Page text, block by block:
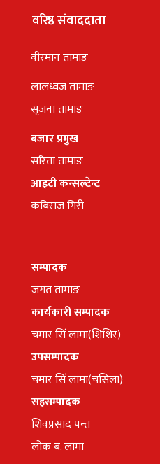
वरिष्ठ संवाददाता
वीरमान तामाङ
लालध्वज तामाङ
सृजना तामाङ
बजार प्रमुख
सरिता तामाङ
आइटी कन्सल्टेन्ट
कबिराज गिरी
सम्पादक
जगत तामाङ
कार्यकारी सम्पादक
चमार सिं लामा(शिशिर)
उपसम्पादक
चमार सिं लामा(चसिला)
सहसम्पादक
शिवप्रसाद पन्त
लोक ब. लामा